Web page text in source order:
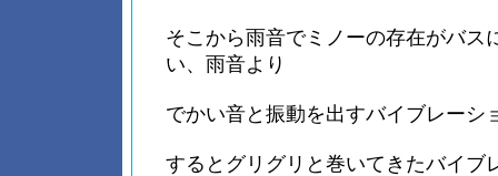
そこから雨音でミノーの存在がバス
い、雨音より
でかい音と振動を出すバイブレーシ
するとグリグリと巻いてきたバイブ